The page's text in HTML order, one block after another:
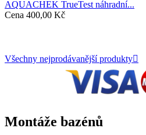
AQUACHEK TrueTest náhradní...
Cena 400,00 Kč
Všechny nejprodávanější produkty
Montáže bazénů